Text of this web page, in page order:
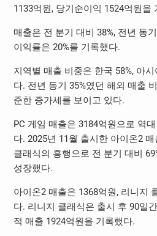
1133억원, 당기순이익 1524억원을
매출은 전 분기 대비 38%, 전년 동
이익률은 20%를 기록했다.
지역별 매출 비중은 한국 58%, 아시
다. 전년 동기 35%였던 해외 매출
준한 증가세를 보이고 있다.
PC 게임 매출은 3184억원으로 역
다. 2025년 11월 출시한 아이온2
클래식의 흥행으로 전 분기 대비
성장했다.
아이온2 매출은 1368억원, 리니지
다. 리니지 클래식은 출시 후 90일
적 매출 1924억원을 기록했다.